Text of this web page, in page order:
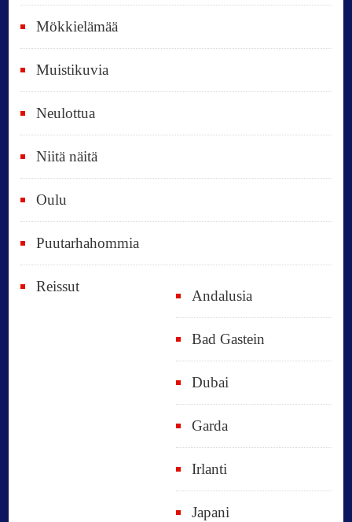
ä
t
Mökkielämää
Muistikuvia
Neulottua
Niitä näitä
Oulu
Puutarhahommia
Reissut
Andalusia
Bad Gastein
Dubai
Garda
Irlanti
Japani